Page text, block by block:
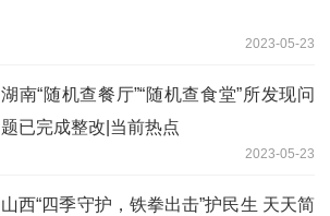
2023-05-23
湖南“随机查餐厅”“随机查食堂”所发现问
题已完成整改|当前热点
2023-05-23
山西“四季守护，铁拳出击”护民生 天天简